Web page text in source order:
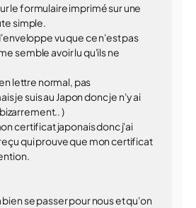
le formulaire imprimé sur une
simple.
vu que ce n'est pas
semble avoir lu qu'ils ne
lettre normal, pas
je suis au Japon donc je n'y ai
)
certificat japonais donc j'ai
qui prouve que mon certificat
bien se passer pour nous et qu'on